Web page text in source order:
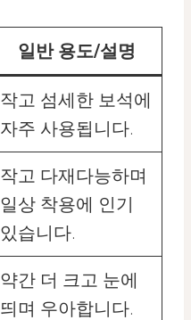
일반 용도/설명
작고 섬세한 보석에
자주 사용됩니다.
작고 다재다능하며
일상 착용에 인기
있습니다.
약간 더 크고 눈에
띄며 우아합니다.